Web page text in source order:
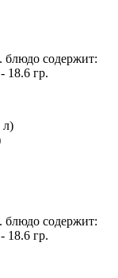
блюдо содержит:
18.6 гр.
блюдо содержит:
18.6 гр.